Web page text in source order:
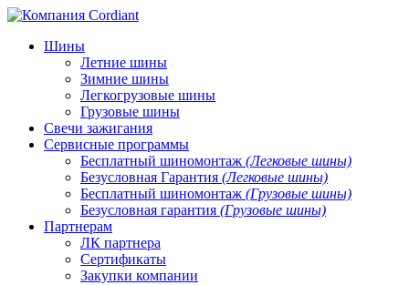
Шины
Летние шины
Зимние шины
Легкогрузовые шины
Грузовые шины
Свечи зажигания
Сервисные программы
Бесплатный шиномонтаж (Легковые шины)
Безусловная Гарантия (Легковые шины)
Бесплатный шиномонтаж (Грузовые шины)
Безусловная гарантия (Грузовые шины)
Партнерам
ЛК партнера
Сертификаты
Закупки компании